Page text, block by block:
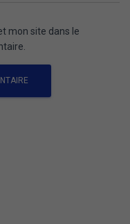
mon site dans le